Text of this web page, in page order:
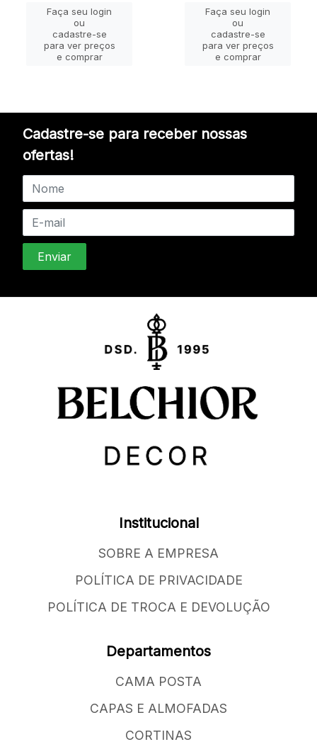
Faça seu login
ou
cadastre-se
para ver preços
e comprar
Faça seu login
ou
cadastre-se
para ver preços
e comprar
Cadastre-se para receber nossas
ofertas!
Institucional
SOBRE A EMPRESA
POLÍTICA DE PRIVACIDADE
POLÍTICA DE TROCA E DEVOLUÇÃO
Departamentos
CAMA POSTA
CAPAS E ALMOFADAS
CORTINAS